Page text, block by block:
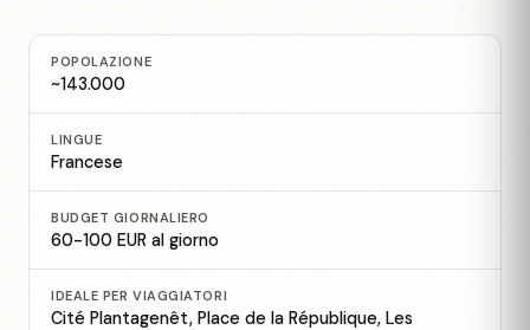
POPOLAZIONE
~143.000
LINGUE
Francese
BUDGET GIORNALIERO
60-100 EUR al giorno
IDEALE PER VIAGGIATORI
Cité Plantagenêt, Place de la République, Les